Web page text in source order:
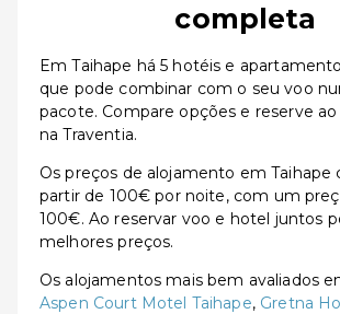
completa
Em Taihape há 5 hotéis e
que pode combinar com o seu voo
pacote. Compare opções e reserve
na Traventia.
Os preços de alojamento em Taihape
partir de 100€ por noite, com um
100€. Ao reservar voo e hotel juntos
melhores preços.
Os alojamentos mais bem avaliados
Aspen Court Motel Taihape, Gretna